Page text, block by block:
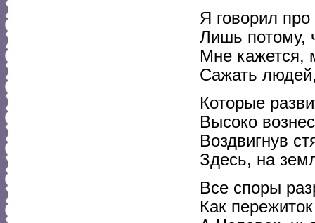
Я говорил
Лишь потому,
Мне кажется,
Сажать
Которые
Высоко
Воздвигнув
Здесь, на
Все споры
Как